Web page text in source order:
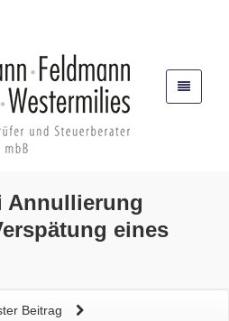
Annullierung
eines
Beitrag